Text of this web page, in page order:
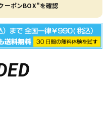
ーポンBOX"を確認